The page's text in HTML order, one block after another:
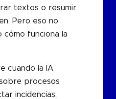
textos o resumir
Pero eso no
cómo funciona la
cuando la IA
procesos
incidencias,